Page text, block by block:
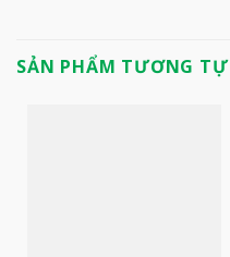
SẢN PHẨM TƯƠNG TỰ